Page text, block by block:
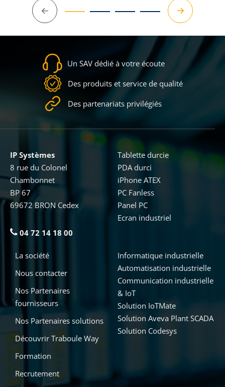
Précédent Suivant
Un SAV dédié à votre écoute
Des produits et service de qualité
Des partenariats privilégiés
IP Systèmes
8 rue du Colonel
Chambonnet
BP 67
69672 BRON Cedex
04 72 14 18 00
Informatique industrielle
Automatisation industrielle
Communication industrielle
& IoT
Solution IoTMate
Solution Aveva Plant SCADA
Solution Codesys
Tablette durcie
PDA durci
iPhone ATEX
PC Fanless
Panel PC
Ecran industriel
La société
Nous contacter
Nos Partenaires
fournisseurs
Nos Partenaires solutions
Découvrir Traboule Way
Formation
Recrutement